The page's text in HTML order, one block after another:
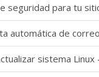
seguridad para tu
automática de
sistema Linux